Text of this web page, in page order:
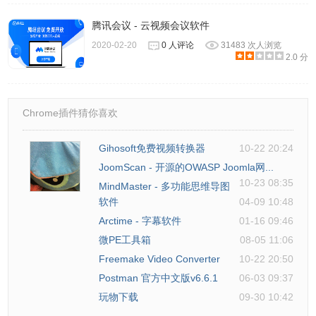
夹。
腾讯会议 - 云视频会议软件
2020-02-20 0 人评论
31483 次人浏览
2.0 分
Chrome插件猜你喜欢
Gihosoft免费视频转换器
10-22 20:24
JoomScan - 开源的OWASP Joomla网...
10-23 08:35
MindMaster - 多功能思维导图
软件
04-09 10:48
Arctime - 字幕软件
01-16 09:46
微PE工具箱
08-05 11:06
Freemake Video Converter
10-22 20:50
Postman 官方中文版v6.6.1
06-03 09:37
玩物下载
09-30 10:42